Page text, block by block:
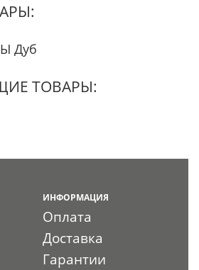
Дуб
ТОВАРЫ:
ИНФОРМАЦИЯ
Оплата
Доставка
Гарантии